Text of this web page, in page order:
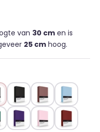
van 30 cm en is
25 cm hoog.
Zwart Taupe Bleu
Green
Purper Rose Bordo